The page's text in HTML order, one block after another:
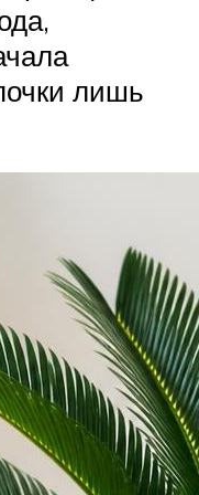
лишь